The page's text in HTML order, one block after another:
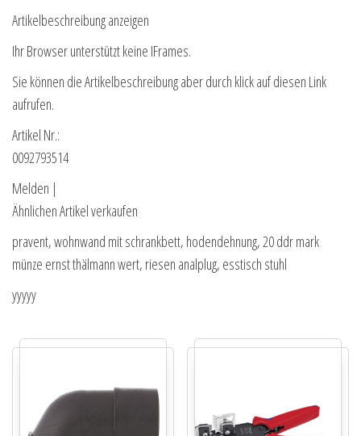
Artikelbeschreibung anzeigen
Ihr Browser unterstützt keine IFrames.
Sie können die Artikelbeschreibung aber durch klick auf diesen Link
aufrufen.
Artikel Nr.:
0092793514
Melden |
Ähnlichen Artikel verkaufen
pravent, wohnwand mit schrankbett, hodendehnung, 20 ddr mark
münze ernst thälmann wert, riesen analplug, esstisch stuhl
yyyyy